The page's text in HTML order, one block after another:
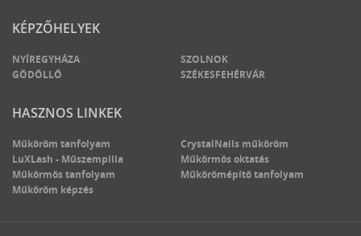
KÉPZŐHELYEK
NYÍREGYHÁZA
SZOLNOK
GÖDÖLLŐ
SZÉKESFEHÉRVÁR
HASZNOS LINKEK
Műköröm tanfolyam
CrystalNails műköröm
LuXLash - Műszempilla
Műkörmös oktatás
Műkörmös tanfolyam
Műkörömépítő tanfolyam
Műköröm képzés